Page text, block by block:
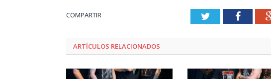
COMPARTIR Twitter
ARTÍCULOS RELACIONADOS